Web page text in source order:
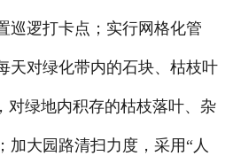
巡逻打卡点；实行网格化管
天对绿化带内的石块、枯枝叶
对绿地内积存的枯枝落叶、杂
加大园路清扫力度，采用“人